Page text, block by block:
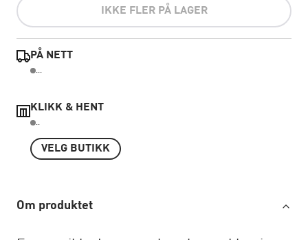
IKKE FLER PÅ LAGER
PÅ NETT
...
KLIKK & HENT
..
VELG BUTIKK
Om produktet